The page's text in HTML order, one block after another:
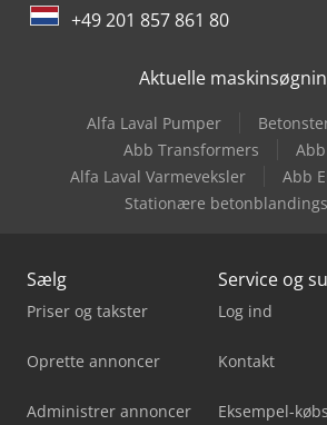
+49 201 857 861 80
Aktuelle
Alfa Laval Pumper
Abb Transformers
Alfa Laval Varmeveksler
Abb
Stationære
Sælg
Priser og takster
Oprette annoncer
Administrer annoncer
Service og
Log ind
Kontakt
Eksempel-